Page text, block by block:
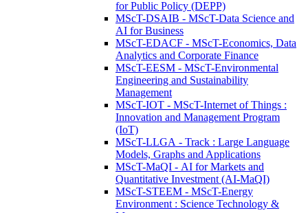
for Public Policy (DEPP)
MScT-DSAIB - MScT-Data Science and
AI for Business
MScT-EDACF - MScT-Economics, Data
Analytics and Corporate Finance
MScT-EESM - MScT-Environmental
Engineering and Sustainability
Management
MScT-IOT - MScT-Internet of Things :
Innovation and Management Program
(IoT)
MScT-LLGA - Track : Large Language
Models, Graphs and Applications
MScT-MaQI - AI for Markets and
Quantitative Investment (AI-MaQI)
MScT-STEEM - MScT-Energy
Environment : Science Technology &